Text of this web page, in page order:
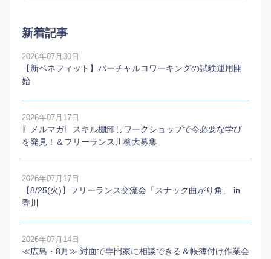
新着記事
2026年07月30日
【新ベネフィット】バーチャルコワーキングの試験運用開
始
2026年07月17日
〖メルマガ〗スキル棚卸しワークショップで今必要な学び
を発見！＆フリーランス川柳大募集
2026年07月17日
【8/25(火)】フリーランス交流会「スナック曲がり角」 in
香川
2026年07月14日
≪広島・8月≫ 対面で専門家に相談できる＆帳簿付け作業会